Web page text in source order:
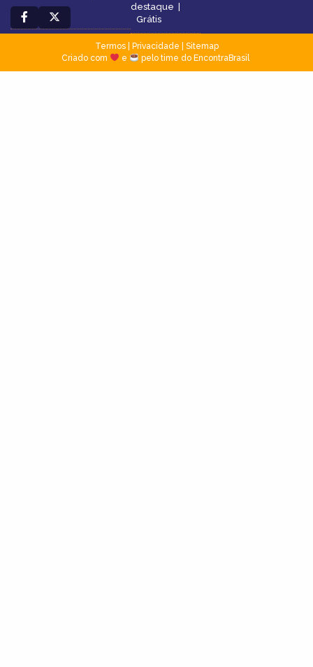
destaque
Grátis
Termos| Privacidade
Sitemap
Criado com
e pelo time do EncontraBrasil